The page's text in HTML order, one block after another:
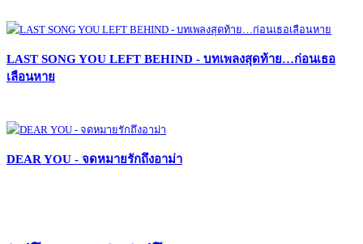
LAST SONG YOU LEFT BEHIND - บทเพลงสุดท้าย…ก่อนเธอ
เลือนหาย
DEAR YOU - จดหมายรักถึงอาม่า